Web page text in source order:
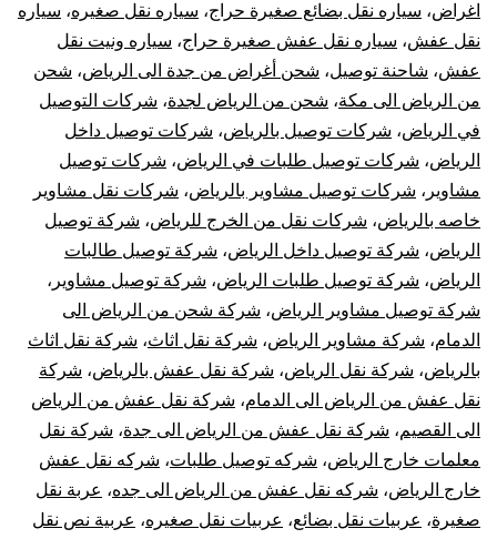
اغراض، سياره نقل بضائع صغيرة حراج، سياره نقل صغيره، سياره
نقل عفش، سياره نقل عفش صغيرة حراج، سياره ونيت نقل
عفش، شاحنة توصيل، شحن أغراض من جدة الى الرياض، شحن
من الرياض الى مكة، شحن من الرياض لجدة، شركات التوصيل
في الرياض، شركات توصيل بالرياض، شركات توصيل داخل
الرياض، شركات توصيل طلبات في الرياض، شركات توصيل
مشاوير ، شركات توصيل مشاوير بالرياض، شركات نقل مشاوير
خاصه بالرياض، شركات نقل من الخرج للرياض، شركة توصيل
الرياض، شركة توصيل داخل الرياض، شركة توصيل طالبات
الرياض، شركة توصيل طلبات الرياض، شركة توصيل مشاوير ،
شركة توصيل مشاوير الرياض، شركة شحن من الرياض الى
الدمام، شركة مشاوير الرياض، شركة نقل اثاث، شركة نقل اثاث
بالرياض، شركة نقل الرياض، شركة نقل عفش بالرياض، شركة
نقل عفش من الرياض الى الدمام، شركة نقل عفش من الرياض
الى القصيم، شركة نقل عفش من الرياض الى جدة، شركة نقل
معلمات خارج الرياض، شركه توصيل طلبات، شركه نقل عفش
خارج الرياض، شركه نقل عفش من الرياض الى جده، عربة نقل
صغيرة، عربيات نقل بضائع، عربيات نقل صغيره، عربية نص نقل